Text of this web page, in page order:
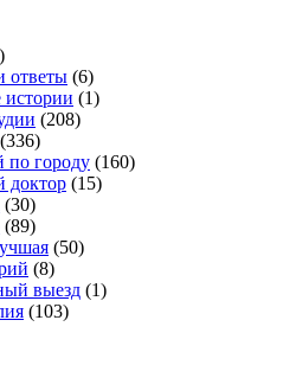
ответы (6)
истории (1)
(208)
(336)
городу (160)
доктор (15)
(30)
(89)
(50)
(8)
выезд (1)
(103)